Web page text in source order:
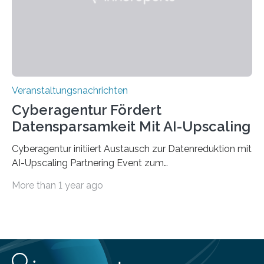
Veranstaltungsnachrichten
Cyberagentur Fördert
Datensparsamkeit Mit AI-Upscaling
Cyberagentur initiiert Austausch zur Datenreduktion mit
AI-Upscaling Partnering Event zum
innovative DatenverarbeitungDie Agentur für
Entwicklung von Technologien zur gezielten
Datenreduktion und Rekonstruktion in schwierigen
More than 1 year ago